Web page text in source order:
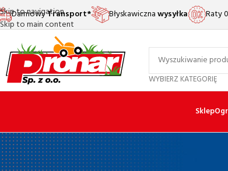
Skip to navigation
Skip to main content
DarmowyTransport* Błyskawicznawysyłka Raty
WYBIERZ KATEGORIĘ
Sklep